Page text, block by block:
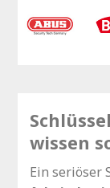
wissen
Ein seriöser